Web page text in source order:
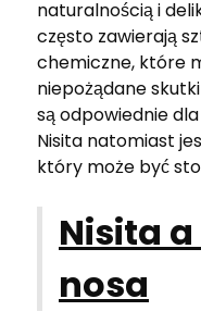
naturalnością i
często zawierają
chemiczne, które
niepożądane
są odpowiednie
Nisita natomiast
który może być
Nisita
nosa